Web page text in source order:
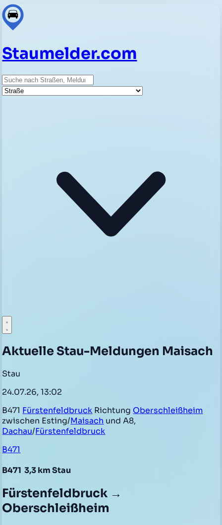
Staumelder.com
Suche
Straße
Aktuelle Stau-Meldungen Maisach
Stau
24.07.26, 13:02
B471 Fürstenfeldbruck Richtung Oberschleißheim
zwischen Esting/Maisach und A8,
Dachau/Fürstenfeldbruck
B471
B471 3,3 km Stau
Fürstenfeldbruck →
Oberschleißheim